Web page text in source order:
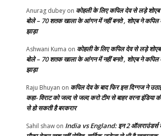
Anurag dubey on कोहली के लिए कपिल देव से लड़े
बोले – 70 शतक खाला के आंगन में नहीं बनते , शोएब ने कपिल
झाड़ा
Ashwani Kuma on कोहली के लिए कपिल देव से लड़े
बोले – 70 शतक खाला के आंगन में नहीं बनते , शोएब ने कपिल
झाड़ा
Raju Bhuyan on कपिल देव के बाद फिर इस दिग्गज ने
कहा- विराट को जल्द से जल्द करो टीम से बाहर वरना इंडिया
से हो सकती है बरकरार
Sahil shaw on India vs England: इन 2 ऑलराउंडर्स